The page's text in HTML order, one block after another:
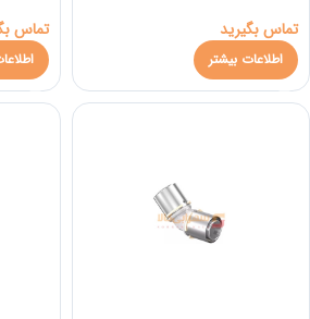
تماس بگیرید
اطلاعات بیشتر
تماس